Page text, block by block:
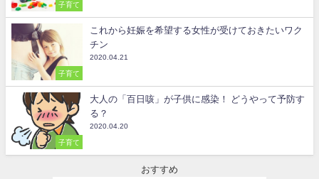
子育て
子育て
これから妊娠を希望する女性が受けておきたいワク
チン
2020.04.21
子育て
大人の「百日咳」が子供に感染！ どうやって予防す
る？
2020.04.20
おすすめ